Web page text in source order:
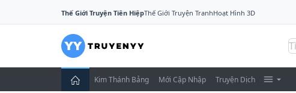
Thế Giới Truyện Tiên HiệpThế Giới Truyện TranhHoạt Hình 3D
Kim Thánh Bảng Mới Cập Nhập Truyện Dịch